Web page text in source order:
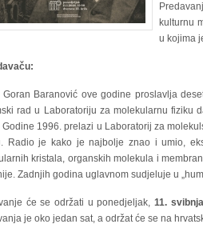
kulturnu
u kojima
Goran Baranović ove godine proslavlja
rad u Laboratoriju za molekularnu fiziku
Godine 1996. prelazi u Laboratorij za
Radio je kako je najbolje znao i umio,
kristala, organskih molekula i
Zadnjih godina uglavnom sudjeluje u
će se održati u ponedjeljak, 11.
je oko jedan sat, a održat će se na